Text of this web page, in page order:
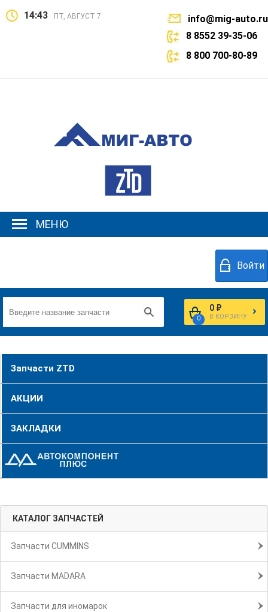
14:43 ПТ, АВГУСТ 7
info@mig-auto.ru
8 8552 39-35-06
8 800 700-80-89
МЕНЮ
Войти
0
0 ₽
В КОРЗИНУ
Запчасти ZTD
АКЦИИ
ЗАКЛАДКИ
КАТАЛОГ ЗАПЧАСТЕЙ
Запчасти CUMMINS
Запчасти MADARA
Запчасти для иномарок